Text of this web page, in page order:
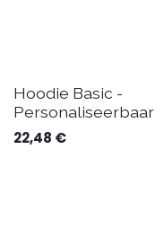
Levering 7 dagen
Hoodie Basic -
Personaliseerbaar
22,48 €